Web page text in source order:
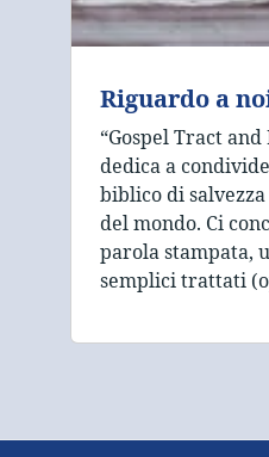
Riguardo a
“Gospel Tract
dedica a
biblico di
del mondo. Ci
parola stampata,
semplici trattati